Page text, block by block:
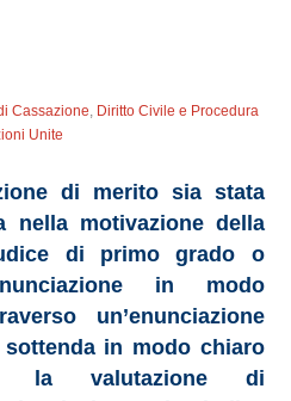
Cassazione, Diritto Civile e Procedura
Unite
di merito sia stata
nella motivazione della
di primo grado o
in modo
un’enunciazione
in modo chiaro
la valutazione di